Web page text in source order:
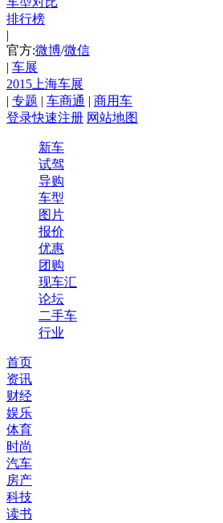
排行榜
|
官方:微博/微信
| 车展
2015上海车展
| 专题 | 车商通 | 商用车
登录快速注册 网站地图
新车
试驾
导购
车型
图片
报价
优惠
团购
现车汇
论坛
二手车
行业
首页
资讯
财经
娱乐
体育
时尚
汽车
房产
科技
读书